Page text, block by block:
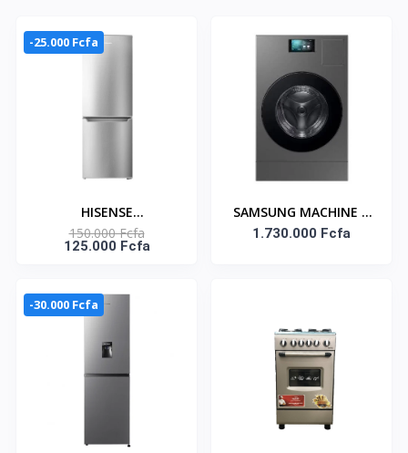
-25.000 Fcfa
HISENSE
RÉFRIGÉRATEUR
COMBINÉ 165 LITRES –
150.000 Fcfa
125.000 Fcfa
SAMSUNG MACHINE A
LAVER 25KG SECHAGE
1.730.000 Fcfa
-30.000 Fcfa